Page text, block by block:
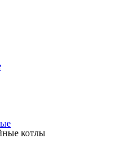
котлы